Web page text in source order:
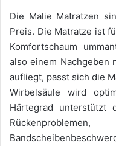
Die Malie Matratzen
Preis. Die Matratze ist
Komfortschaum
also einem Nachgeben
aufliegt, passt sich die
Wirbelsäule wird
Härtegrad unterstützt